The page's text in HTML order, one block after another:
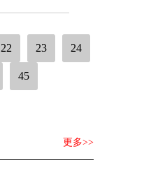
22 23 24
45
更多>>